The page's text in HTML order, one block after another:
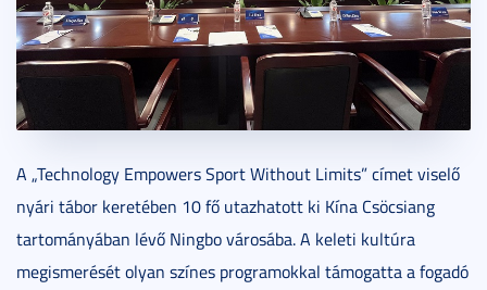
A „Technology Empowers Sport Without Limits” címet viselő
nyári tábor keretében 10 fő utazhatott ki Kína Csöcsiang
tartományában lévő Ningbo városába. A keleti kultúra
megismerését olyan színes programokkal támogatta a fogadó